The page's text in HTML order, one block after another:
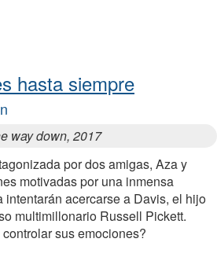
hasta siempre
way down, 2017
por dos amigas, Aza y
motivadas por una inmensa
intentarán acercarse a Davis, el hijo
multimillonario Russell Pickett.
sus emociones?